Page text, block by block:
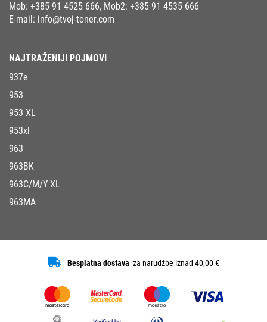
Mob: +385 91 4525 666, Mob2: +385 91 4535 666
E-mail: info@tvoj-toner.com
NAJTRAŽENIJI POJMOVI
937e
953
953 XL
953xl
963
963BK
963C/M/Y XL
963MA
Besplatna dostava za narudžbe iznad 40,00 €